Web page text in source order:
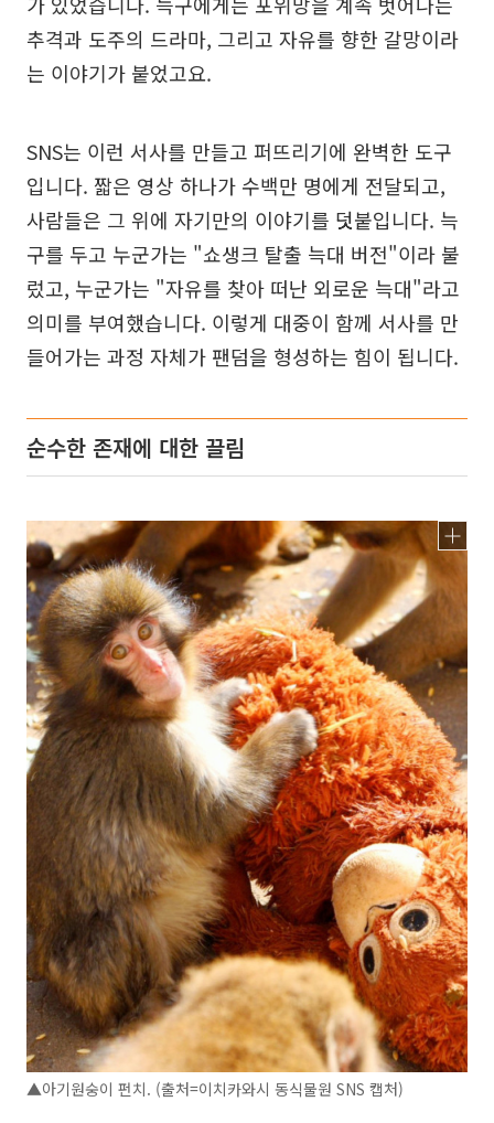
추격과 도주의 드라마, 그리고 자유를 향한 갈망이라
는 이야기가 붙었고요.
SNS는 이런 서사를 만들고 퍼뜨리기에 완벽한 도구
입니다. 짧은 영상 하나가 수백만 명에게 전달되고,
사람들은 그 위에 자기만의 이야기를 덧붙입니다. 늑
구를 두고 누군가는 "쇼생크 탈출 늑대 버전"이라 불
렀고, 누군가는 "자유를 찾아 떠난 외로운 늑대"라고
의미를 부여했습니다. 이렇게 대중이 함께 서사를 만
들어가는 과정 자체가 팬덤을 형성하는 힘이 됩니다.
순수한 존재에 대한 끌림
▲아기원숭이 펀치. (출처=이치카와시 동식물원 SNS 캡처)